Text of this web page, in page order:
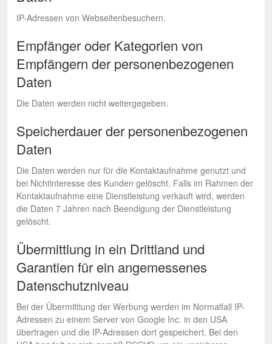
IP-Adressen von Webseitenbesuchern.
Empfänger oder Kategorien von
Empfängern der personenbezogenen
Daten
Die Daten werden nicht weitergegeben.
Speicherdauer der personenbezogenen
Daten
Die Daten werden nur für die Kontaktaufnahme genutzt und
bei Nichtinteresse des Kunden gelöscht. Falls im Rahmen der
Kontaktaufnahme eine Dienstleistung verkauft wird, werden
die Daten 7 Jahren nach Beendigung der Dienstleistung
gelöscht.
Übermittlung in ein Drittland und
Garantien für ein angemessenes
Datenschutzniveau
Bei der Übermittlung der Werbung werden im Normalfall IP-
Adressen zu einem Server von Google Inc. in den USA
übertragen und die IP-Adressen dort gespeichert. Bei den